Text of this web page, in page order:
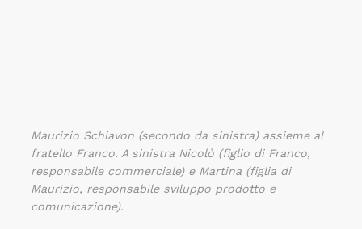
Maurizio Schiavon (secondo da sinistra) assieme al
fratello Franco. A sinistra Nicolò (figlio di Franco,
responsabile commerciale) e Martina (figlia di
Maurizio, responsabile sviluppo prodotto e
comunicazione).